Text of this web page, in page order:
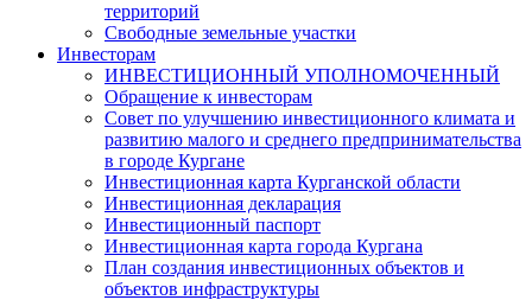
территорий
Свободные земельные участки
Инвесторам
ИНВЕСТИЦИОННЫЙ УПОЛНОМОЧЕННЫЙ
Обращение к инвесторам
Совет по улучшению инвестиционного климата и
развитию малого и среднего предпринимательства
в городе Кургане
Инвестиционная карта Курганской области
Инвестиционная декларация
Инвестиционный паспорт
Инвестиционная карта города Кургана
План создания инвестиционных объектов и
объектов инфраструктуры